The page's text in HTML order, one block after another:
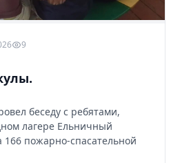
9
беседу с ребятами,
лагере Ельничный
166 пожарно-спасательной